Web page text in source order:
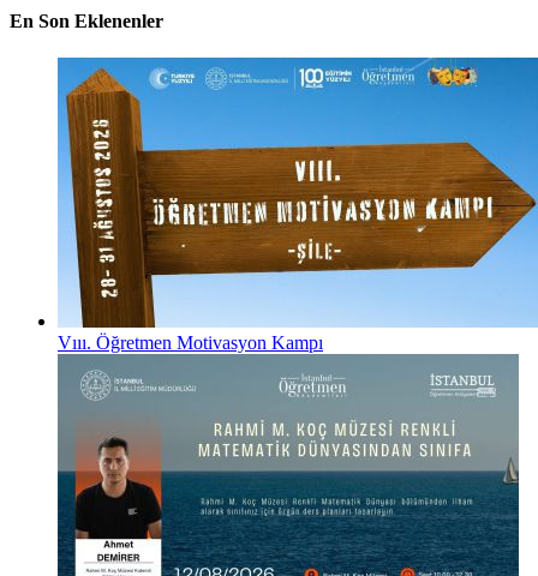
En Son Eklenenler
Vııı. Öğretmen Motivasyon Kampı